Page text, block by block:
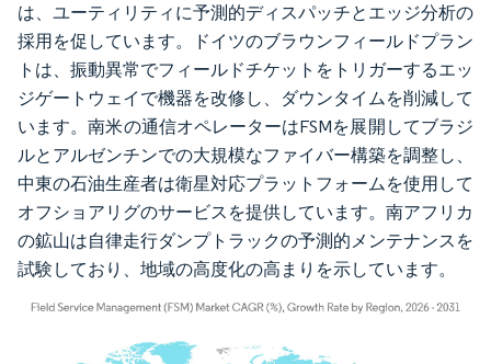
は、ユーティリティに予測的ディスパッチとエッジ分析の
採用を促しています。ドイツのブラウンフィールドプラン
トは、振動異常でフィールドチケットをトリガーするエッ
ジゲートウェイで機器を改修し、ダウンタイムを削減して
います。南米の通信オペレーターはFSMを展開してブラジ
ルとアルゼンチンでの大規模なファイバー構築を調整し、
中東の石油生産者は衛星対応プラットフォームを使用して
オフショアリグのサービスを提供しています。南アフリカ
の鉱山は自律走行ダンプトラックの予測的メンテナンスを
試験しており、地域の高度化の高まりを示しています。